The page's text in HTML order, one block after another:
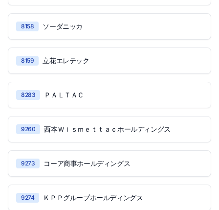
8158 ソーダニッカ
8159 立花エレテック
8283 ＰＡＬＴＡＣ
9260 西本Ｗｉｓｍｅｔｔａｃホールディングス
9273 コーア商事ホールディングス
9274 ＫＰＰグループホールディングス